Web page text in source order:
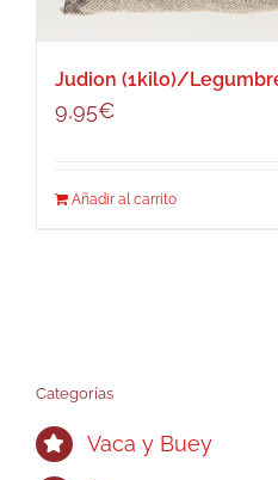
Judion (1kilo)/
9,95€
Añadir al carrito
Categorías
Vaca y Buey